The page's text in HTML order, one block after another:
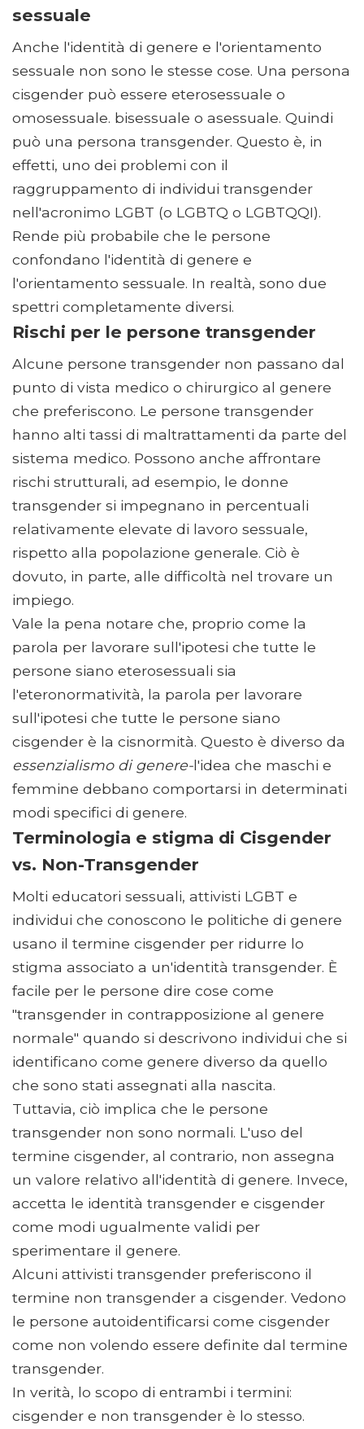
sessuale
Anche l'identità di genere e l'orientamento
sessuale non sono le stesse cose. Una persona
cisgender può essere eterosessuale o
omosessuale. bisessuale o asessuale. Quindi
può una persona transgender. Questo è, in
effetti, uno dei problemi con il
raggruppamento di individui transgender
nell'acronimo LGBT (o LGBTQ o LGBTQQI).
Rende più probabile che le persone
confondano l'identità di genere e
l'orientamento sessuale. In realtà, sono due
spettri completamente diversi.
Rischi per le persone transgender
Alcune persone transgender non passano dal
punto di vista medico o chirurgico al genere
che preferiscono. Le persone transgender
hanno alti tassi di maltrattamenti da parte del
sistema medico. Possono anche affrontare
rischi strutturali, ad esempio, le donne
transgender si impegnano in percentuali
relativamente elevate di lavoro sessuale,
rispetto alla popolazione generale. Ciò è
dovuto, in parte, alle difficoltà nel trovare un
impiego.
Vale la pena notare che, proprio come la
parola per lavorare sull'ipotesi che tutte le
persone siano eterosessuali sia
l'eteronormatività, la parola per lavorare
sull'ipotesi che tutte le persone siano
cisgender è la cisnormità. Questo è diverso da
essenzialismo di genere-l'idea che maschi e
femmine debbano comportarsi in determinati
modi specifici di genere.
Terminologia e stigma di Cisgender
vs. Non-Transgender
Molti educatori sessuali, attivisti LGBT e
individui che conoscono le politiche di genere
usano il termine cisgender per ridurre lo
stigma associato a un'identità transgender. È
facile per le persone dire cose come
"transgender in contrapposizione al genere
normale" quando si descrivono individui che si
identificano come genere diverso da quello
che sono stati assegnati alla nascita.
Tuttavia, ciò implica che le persone
transgender non sono normali. L'uso del
termine cisgender, al contrario, non assegna
un valore relativo all'identità di genere. Invece,
accetta le identità transgender e cisgender
come modi ugualmente validi per
sperimentare il genere.
Alcuni attivisti transgender preferiscono il
termine non transgender a cisgender. Vedono
le persone autoidentificarsi come cisgender
come non volendo essere definite dal termine
transgender.
In verità, lo scopo di entrambi i termini:
cisgender e non transgender è lo stesso.